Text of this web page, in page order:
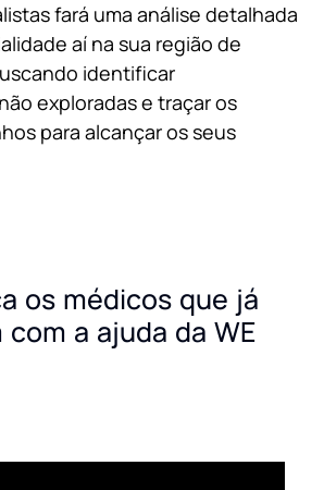
fará uma análise detalhada
aí na sua região de
identificar
exploradas e traçar os
para alcançar os seus
os médicos que já
a ajuda da WE